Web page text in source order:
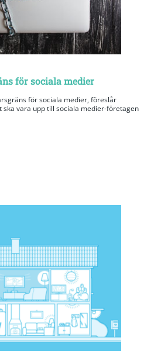
för sociala medier
för sociala medier, föreslår
vara upp till sociala medier-företagen